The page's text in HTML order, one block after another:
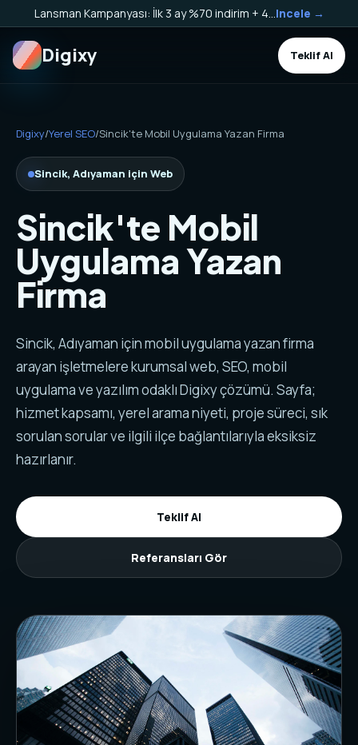
Incele →
Digixy Teklif Al
Digixy/Yerel SEO/Sincik'te Mobil Uygulama Yazan Firma
Sincik, Adıyaman için Web
Sincik'te Mobil
Uygulama Yazan
Firma
Sincik, Adıyaman için mobil uygulama yazan firma
arayan işletmelere kurumsal web, SEO, mobil
uygulama ve yazılım odaklı Digixy çözümü. Sayfa;
hizmet kapsamı, yerel arama niyeti, proje süreci, sık
sorulan sorular ve ilgili ilçe bağlantılarıyla eksiksiz
hazırlanır.
Teklif Al
Referansları Gör